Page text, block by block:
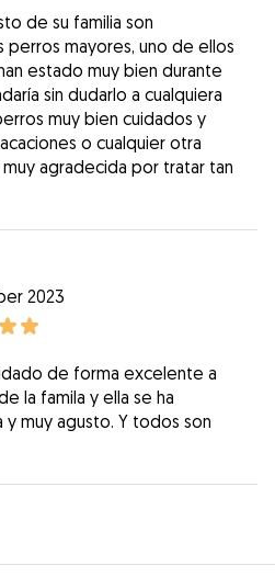
de su familia son
perros mayores, uno de ellos
estado muy bien durante
sin dudarlo a cualquiera
muy bien cuidados y
o cualquier otra
agradecida por tratar tan
2023
de forma excelente a
la famila y ella se ha
muy agusto. Y todos son